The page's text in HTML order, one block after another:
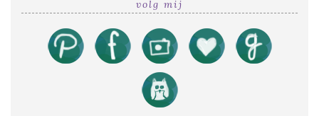
volg mij